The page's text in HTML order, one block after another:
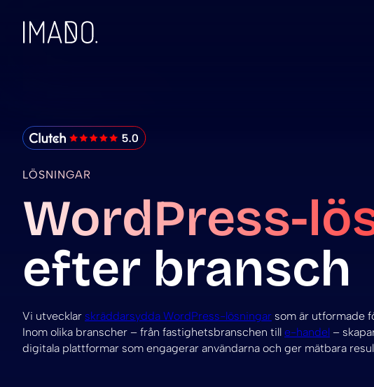
IMADO Reviews
LÖSNINGAR
WordPress-
efter bransch
Vi utvecklar skräddarsydda WordPress-lösningar som är utformade
Inom olika branscher – från fastighetsbranschen till e-handel –
digitala plattformar som engagerar användarna och ger mätbara